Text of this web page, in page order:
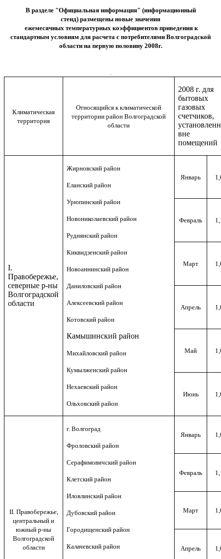
В разделе "Официальная информация" (информационный
стенд) размещены новые значения
ежемесячных температурных коэффициентов приведения к
стандартным условиям для расчета с потребителями Волгоградской
области на первую половину 2008г.
.
Климатическая
территория
Относящийся к климатической
территории район Волгоградской
области
2008 г. для
бытовых
газовых
счетчиков,
вне
помещений
I.
Правобережье,
северные р-ны
Волгоградской
области
Жирновский район
Еланский район
Урюпинский район
Новониколаевский район
Руднянский район
Киквидзенский район
Новоаннинский район
Даниловский район
Алексеевский район
Котовский район
Камышинский район
Михайловский район
Кумылженский район
Нехаевский район
Ольховский район
Январь
Февраль
Март
Апрель
Май
Июнь
II. Правобережье,
центральный и
южный р-ны
Волгоградской
области
г. Волгоград
Фроловский район
Серафимовичский район
Клетский район
Иловлинский район
Дубовский район
Городищенский район
Калачевский район
Январь
Февраль
Март
Апрель